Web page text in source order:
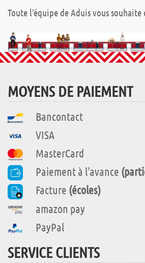
Toute l’équipe de Aduis vous
MOYENS DE PAIEMENT
Bancontact
VISA
MasterCard
Paiement à l'avance
Facture (écoles)
amazon pay
PayPal
SERVICE CLIENTS